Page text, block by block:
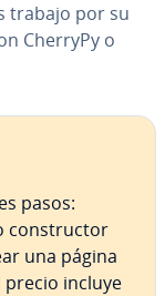
trabajo por su
CherryPy o
pasos:
co­n­s­tru­c­tor
una página
incluye